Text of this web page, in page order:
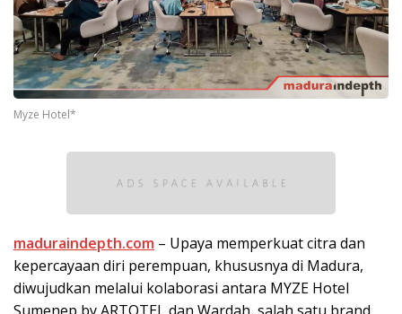
Myze Hotel*
maduraindepth.com – Upaya memperkuat citra dan
kepercayaan diri perempuan, khususnya di Madura,
diwujudkan melalui kolaborasi antara MYZE Hotel